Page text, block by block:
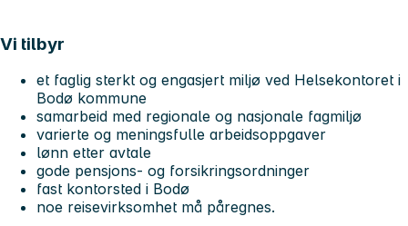
Vi tilbyr
et faglig sterkt og engasjert miljø ved Helsekontoret i
Bodø kommune
samarbeid med regionale og nasjonale fagmiljø
varierte og meningsfulle arbeidsoppgaver
lønn etter avtale
gode pensjons- og forsikringsordninger
fast kontorsted i Bodø
noe reisevirksomhet må påregnes.